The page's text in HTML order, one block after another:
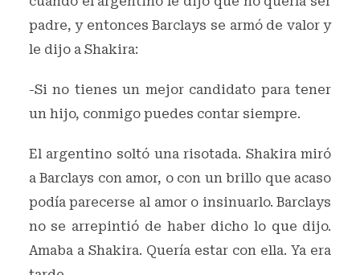
padre, y entonces Barclays se armó de valor y
le dijo a Shakira:
-Si no tienes un mejor candidato para tener
un hijo, conmigo puedes contar siempre.
El argentino soltó una risotada. Shakira miró
a Barclays con amor, o con un brillo que acaso
podía parecerse al amor o insinuarlo. Barclays
no se arrepintió de haber dicho lo que dijo.
Amaba a Shakira. Quería estar con ella. Ya era